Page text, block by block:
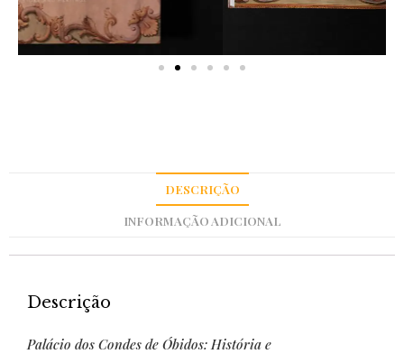
DESCRIÇÃO
INFORMAÇÃO ADICIONAL
Descrição
Palácio dos Condes de Óbidos: História e